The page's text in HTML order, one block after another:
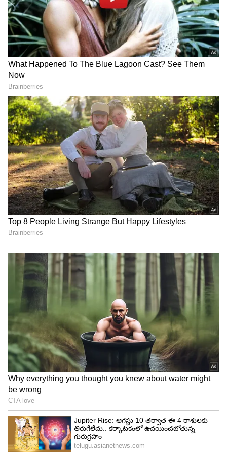
Telugu
బంగాళాఖాతంలో అల్పపీడనం...ఇక ఏపీలో
దంచుడే | Asianet News Telugu